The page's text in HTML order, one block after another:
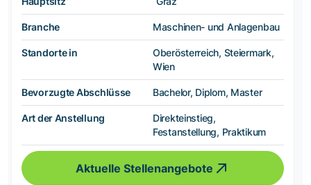
Branche Maschinen- und Anlagenbau
Standorte in
Oberösterreich, Steiermark,
Wien
Bevorzugte Abschlüsse Bachelor, Diplom, Master
Art der Anstellung
Direkteinstieg,
Festanstellung, Praktikum
Aktuelle Stellenangebote